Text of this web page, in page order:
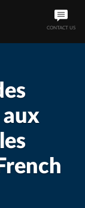
CONTACT US
aux